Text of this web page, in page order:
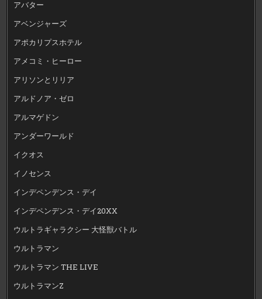
アバター
アベンジャーズ
アポカリプスホテル
アメコミ・ヒーロー
アリソンとリリア
アルドノア・ゼロ
アルマゲドン
アンダーワールド
イクオス
イノセンス
インデペンデンス・デイ
インデペンデンス・デイ20XX
ウルトラギャラクシー 大怪獣バトル
ウルトラマン
ウルトラマン THE LIVE
ウルトラマンZ